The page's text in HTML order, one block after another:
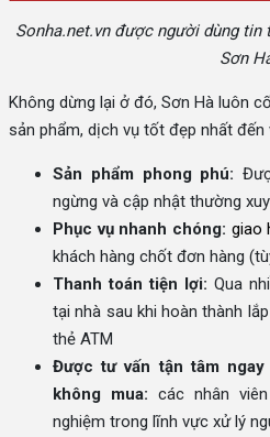
Sonha.net.vn được người dùng
Sơn
Không dừng lại ở đó, Sơn Hà luôn
sản phẩm, dịch vụ tốt đẹp nhất đến
Sản phẩm phong phú:
ngừng và cập nhật thường
Phục vụ nhanh chóng: giao
khách hàng chốt đơn hàng
Thanh toán tiện lợi: Qua
tại nhà sau khi hoàn thành
thẻ ATM
Được tư vấn tận tâm
không mua: các nhân
nghiệm trong lĩnh vực xử lý